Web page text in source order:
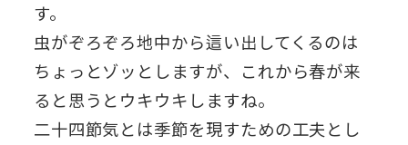
す。
虫がぞろぞろ地中から這い出してくるのは
ちょっとゾッとしますが、これから春が来
ると思うとウキウキしますね。
二十四節気とは季節を現すための工夫とし